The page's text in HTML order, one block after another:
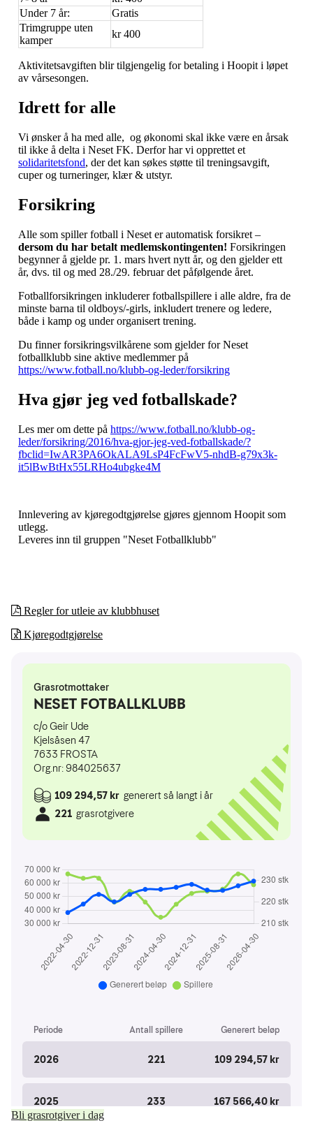
Under 7 år:
Gratis
Trimgruppe uten
kamper
kr 400
Aktivitetsavgiften blir tilgjengelig for betaling i Hoopit i løpet
av vårsesongen.
Idrett for alle
Vi ønsker å ha med alle, og økonomi skal ikke være en årsak
til ikke å delta i Neset FK. Derfor har vi opprettet et
solidaritetsfond, der det kan søkes støtte til treningsavgift,
cuper og turneringer, klær & utstyr.
Forsikring
Alle som spiller fotball i Neset er automatisk forsikret –
dersom du har betalt medlemskontingenten! Forsikringen
begynner å gjelde pr. 1. mars hvert nytt år, og den gjelder ett
år, dvs. til og med 28./29. februar det påfølgende året.
Fotballforsikringen inkluderer fotballspillere i alle aldre, fra de
minste barna til oldboys/-girls, inkludert trenere og ledere,
både i kamp og under organisert trening.
Du finner forsikringsvilkårene som gjelder for Neset
fotballklubb sine aktive medlemmer på
https://www.fotball.no/klubb-og-leder/forsikring
Hva gjør jeg ved fotballskade?
Les mer om dette på https://www.fotball.no/klubb-og-
leder/forsikring/2016/hva-gjor-jeg-ved-fotballskade/?
fbclid=IwAR3PA6OkALA9LsP4FcFwV5-nhdB-g79x3k-
it5lBwBtHx55LRHo4ubgke4M
Innlevering av kjøregodtgjørelse gjøres gjennom Hoopit som
utlegg.
Leveres inn til gruppen "Neset Fotballklubb"
Regler for utleie av klubbhuset
Kjøregodtgjørelse
Bli grasrotgiver i dag